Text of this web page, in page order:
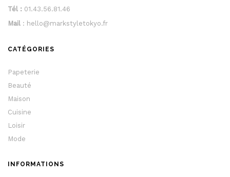
Tél : 01.43.56.81.46
Mail : hello@markstyletokyo.fr
CATÉGORIES
Papeterie
Beauté
Maison
Cuisine
Loisir
Mode
INFORMATIONS